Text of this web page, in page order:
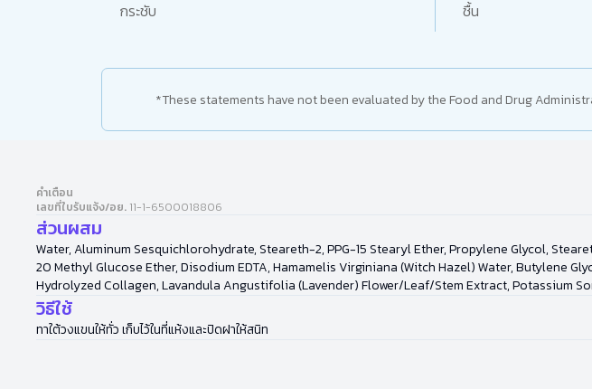
กระชับ
ชื้น
*These statements have not been evaluated by the Food and Drug
คำเตือน
เลขที่ใบรับแจ้ง/อย. 11-1-6500018806
ส่วนผสม
Water, Aluminum Sesquichlorohydrate, Steareth-2, PPG-15 Stearyl Ether, Propylene Glycol,
20 Methyl Glucose Ether, Disodium EDTA, Hamamelis Virginiana (Witch Hazel) Water, Butylene
Hydrolyzed Collagen, Lavandula Angustifolia (Lavender) Flower/Leaf/Stem Extract, Potassium
วิธีใช้
ทาใต้วงแขนให้ทั่ว เก็บไว้ในที่แห้งและปิดฝาให้สนิท